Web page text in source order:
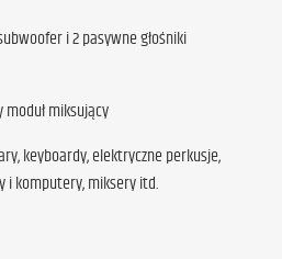
i 2 pasywne głośniki
miksujący
keyboardy, elektryczne perkusje,
i komputery, miksery itd.